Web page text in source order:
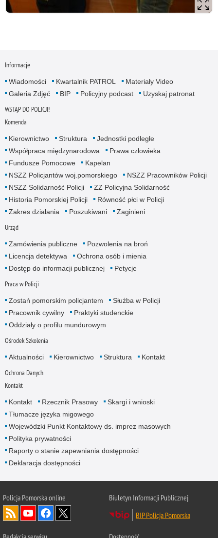
Informacje
Wiadomości Kwartalnik PATROL
Materiały Video
Galeria Zdjęć
BIP Policyjny podcast Uzyskaj patronat
WSTĄP DO POLICJI!
Komenda
Kierownictwo Struktura
Jednostki podległe
Współpraca międzynarodowa
Prawa człowieka
Fundusze Pomocowe
Kapelan
NSZZ Policjantów woj.pomorskiego
NSZZ Pracowników Policji
NSZZ Solidarność Policji
ZZ Policyjna Solidarność
Historia Pomorskiej Policji
Równość płci w Policji
Zakres działania
Poszukiwani Zaginieni
Urząd
Zamówienia publiczne
Pozwolenia na broń
Licencja detektywa
Ochrona osób i mienia
Dostęp do informacji publicznej
Petycje
Praca w Policji
Zostań pomorskim policjantem
Służba w Policji
Pracownik cywilny
Praktyki studenckie
Oddziały o profilu mundurowym
Ośrodek Szkolenia
Aktualności Kierownictwo Struktura Kontakt
Ochrona Danych
Kontakt
Kontakt Rzecznik Prasowy
Skargi i wnioski
Tłumacze języka migowego
Wojewódzki Punkt Kontaktowy ds. imprez masowych
Polityka prywatności
Raporty o stanie zapewniania dostępności
Deklaracja dostępności
Policja Pomorska online
Biuletyn Informacji Publicznej
BIP Policja Pomorska